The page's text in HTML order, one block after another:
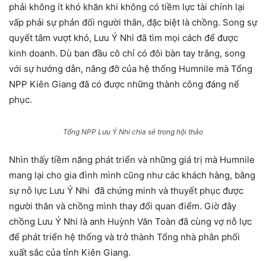
phải không ít khó khăn khi không có tiềm lực tài chính lại
vấp phải sự phản đối người thân, đặc biệt là chồng. Song sự
quyết tâm vượt khó, Lưu Ý Nhi đã tìm mọi cách để được
kinh doanh. Dù ban đầu cô chỉ có đôi bàn tay trắng, song
với sự hướng dẫn, nâng đỡ của hệ thống Humnile mà Tổng
NPP Kiên Giang đã có được những thành công đáng nể
phục.
Tổng NPP Lưu Ý Nhi chia sẻ trong hội thảo
Nhìn thấy tiềm năng phát triển và những giá trị mà Humnile
mang lại cho gia đình mình cũng như các khách hàng, bằng
sự nỗ lực Lưu Ý Nhi đã chứng minh và thuyết phục được
người thân và chồng mình thay đổi quan điểm. Giờ đây
chồng Lưu Ý Nhi là anh Huỳnh Văn Toàn đã cùng vợ nỗ lực
để phát triển hệ thống và trở thành Tổng nhà phân phối
xuất sắc của tỉnh Kiên Giang.